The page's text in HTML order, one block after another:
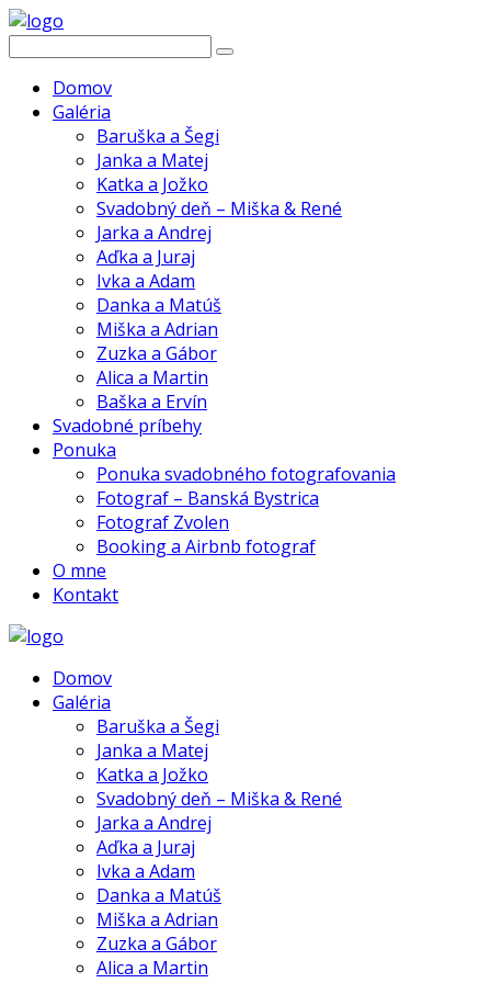
Domov
Galéria
Baruška a Šegi
Janka a Matej
Katka a Jožko
Svadobný deň – Miška & René
Jarka a Andrej
Aďka a Juraj
Ivka a Adam
Danka a Matúš
Miška a Adrian
Zuzka a Gábor
Alica a Martin
Baška a Ervín
Svadobné príbehy
Ponuka
Ponuka svadobného fotografovania
Fotograf – Banská Bystrica
Fotograf Zvolen
Booking a Airbnb fotograf
O mne
Kontakt
Domov
Galéria
Baruška a Šegi
Janka a Matej
Katka a Jožko
Svadobný deň – Miška & René
Jarka a Andrej
Aďka a Juraj
Ivka a Adam
Danka a Matúš
Miška a Adrian
Zuzka a Gábor
Alica a Martin